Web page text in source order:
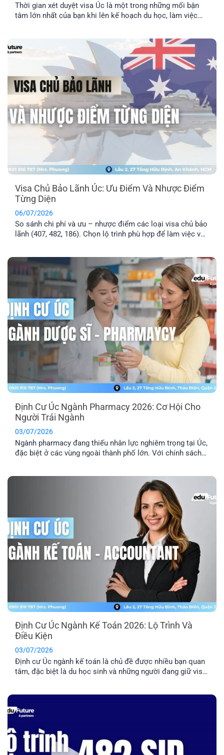
Thời gian xét duyệt visa Úc là một trong những mối bận
tâm lớn nhất của bạn khi lên kế hoạch du học, làm việc
khiến hồ sơ bị kéo [...]
Visa Chủ Bảo Lãnh Úc: Ưu Điểm Và Nhược Điểm
Từng Diện
06/07/2026
So sánh chi phí và ưu – nhược điểm các loại visa chủ bảo
lãnh (407, 482, 186). Chọn lộ trình phù hợp để làm việc và
Định Cư Úc Ngành Pharmacy 2026: Cơ Hội Cho
Người Trái Ngành
03/07/2026
Ngành pharmacy đang thiếu nhân lực nghiêm trọng tại Úc,
đặc biệt ở các vùng ngoài thành phố lớn. Với chính sách
đang học ngành Dược, người trái ngành hoặc chưa [...]
Định Cư Úc Ngành Kế Toán 2026: Lộ Trình Và
Điều Kiện
03/07/2026
Định cư Úc ngành kế toán là chủ đề được nhiều bạn quan
tâm, đặc biệt là du học sinh và những người đang giữ visa